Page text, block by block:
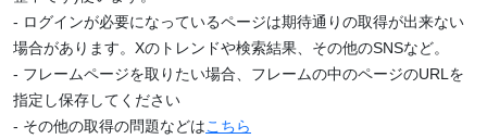
- ログインが必要になっているページは期待通りの取得が出来ない
場合があります。Xのトレンドや検索結果、その他のSNSなど。
- フレームページを取りたい場合、フレームの中のページのURLを
指定し保存してください
- その他の取得の問題などはこちら